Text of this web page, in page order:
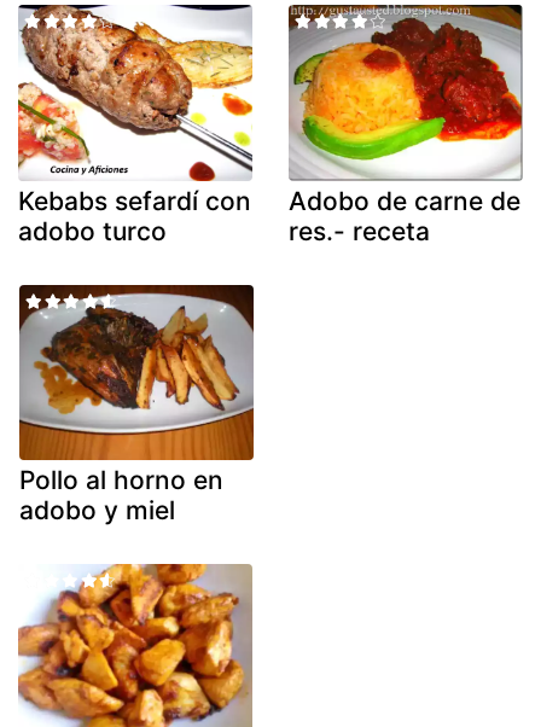
Kebabs sefardí con
adobo turco
Adobo de carne de
res.- receta
Pollo al horno en
adobo y miel